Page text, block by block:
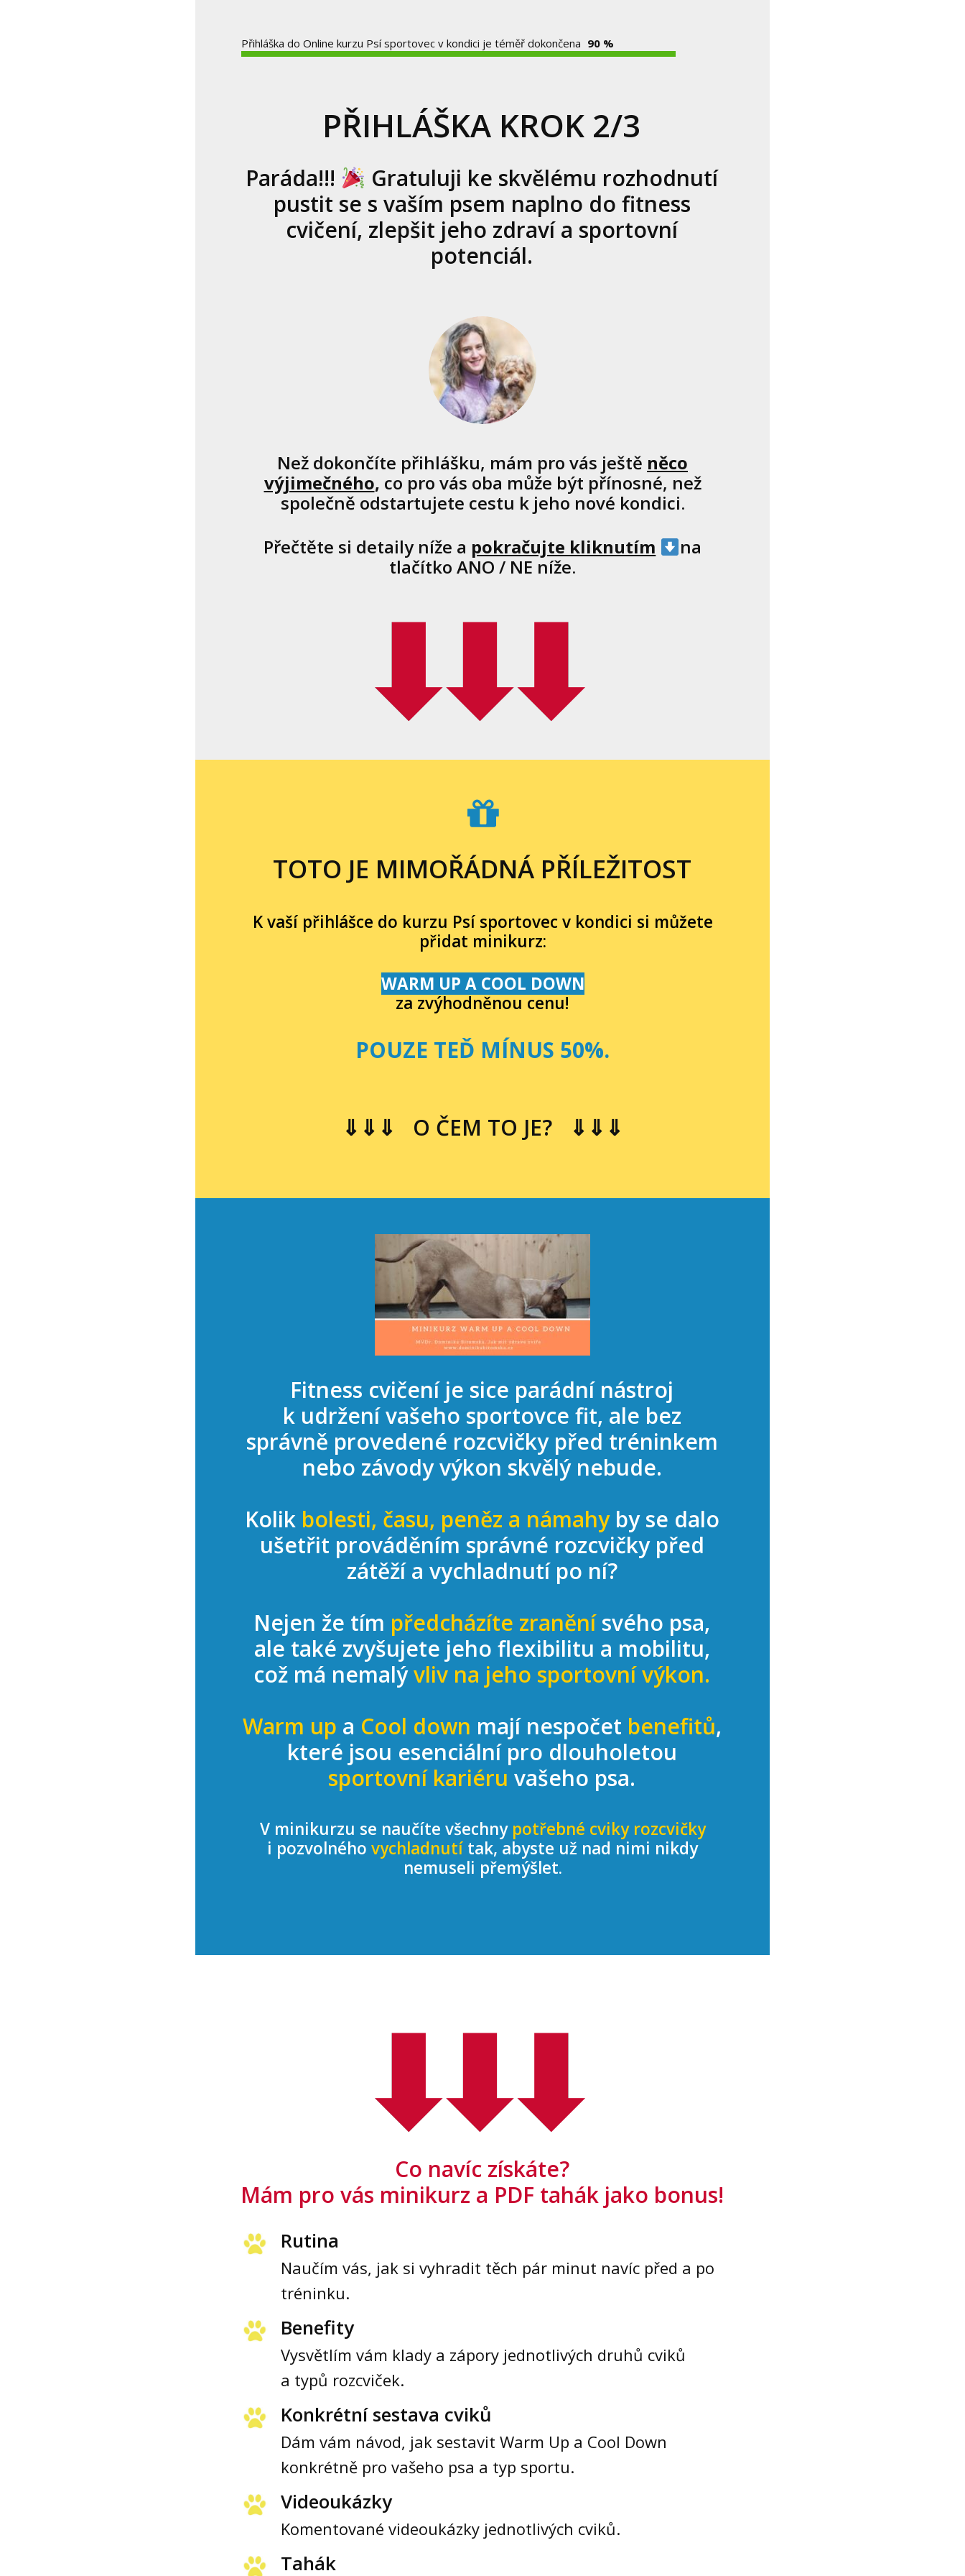
Přihláška do Online kurzu Psí sportovec v kondici je téměř dokončena 90 %
PŘIHLÁŠKA KROK 2/3
Paráda!!!
Gratuluji ke skvělému rozhodnutí
pustit se s vaším psem naplno do fitness
cvičení, zlepšit jeho zdraví a sportovní
potenciál.
Než dokončíte přihlášku, mám pro vás ještě něco
výjimečného, co pro vás oba může být přínosné, než
společně odstartujete cestu k jeho nové kondici.
Přečtěte si detaily níže a pokračujte kliknutím
na
tlačítko ANO / NE níže.
TOTO JE MIMOŘÁDNÁ PŘÍLEŽITOST
K vaší přihlášce do kurzu Psí sportovec v kondici si můžete
přidat minikurz:
WARM UP A COOL DOWN
za zvýhodněnou cenu!
POUZE TEĎ MÍNUS 50%.
⇓⇓⇓ O ČEM TO JE? ⇓⇓⇓
Fitness cvičení je sice parádní nástroj
k udržení vašeho sportovce fit, ale bez
správně provedené rozcvičky před tréninkem
nebo závody výkon skvělý nebude.
Kolik bolesti, času, peněz a námahyby se dalo
ušetřit prováděním správné rozcvičky před
zátěží a vychladnutí po ní?
Nejen že tím předcházíte zraněnísvého psa,
ale také zvyšujete jeho flexibilitu a mobilitu,
což má nemalývliv na jeho sportovní výkon.
Warm up a Cool down mají nespočet benefitů,
které jsou esenciální pro dlouholetou
sportovní kariéru vašeho psa.
V minikurzu se naučíte všechny potřebné cviky rozcvičky
i pozvolného vychladnutí tak, abyste už nad nimi nikdy
nemuseli přemýšlet.
Co navíc získáte?
Mám pro vás minikurz a PDF tahák jako bonus!
Rutina
Naučím vás, jak si vyhradit těch pár minut navíc před a po
tréninku.
Benefity
Vysvětlím vám klady a zápory jednotlivých druhů cviků
a typů rozcviček.
Konkrétní sestava cviků
Dám vám návod, jak sestavit Warm Up a Cool Down
konkrétně pro vašeho psa a typ sportu.
Videoukázky
Komentované videoukázky jednotlivých cviků.
Tahák